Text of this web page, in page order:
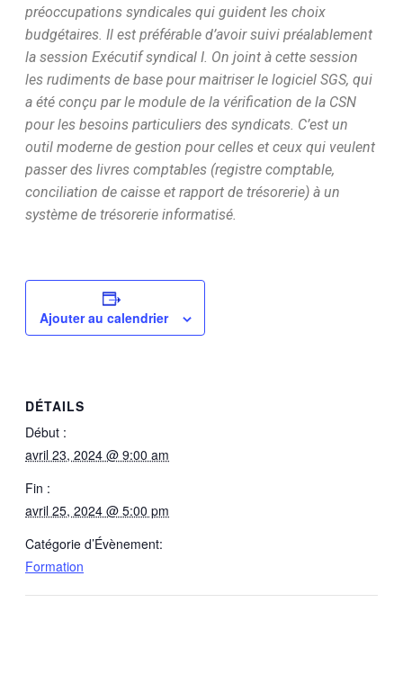
préoccupations syndicales qui guident les choix
budgétaires. Il est préférable d’avoir suivi préalablement
la session Exécutif syndical I. On joint à cette session
les rudiments de base pour maitriser le logiciel SGS, qui
a été conçu par le module de la vérification de la CSN
pour les besoins particuliers des syndicats. C’est un
outil moderne de gestion pour celles et ceux qui veulent
passer des livres comptables (registre comptable,
conciliation de caisse et rapport de trésorerie) à un
système de trésorerie informatisé.
Ajouter au calendrier
DÉTAILS
Début :
avril 23, 2024 @ 9:00 am
Fin :
avril 25, 2024 @ 5:00 pm
Catégorie d’Évènement:
Formation